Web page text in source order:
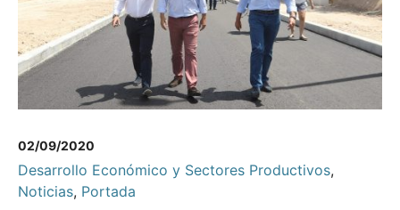
02/09/2020
Desarrollo Económico y Sectores Productivos,
Noticias, Portada